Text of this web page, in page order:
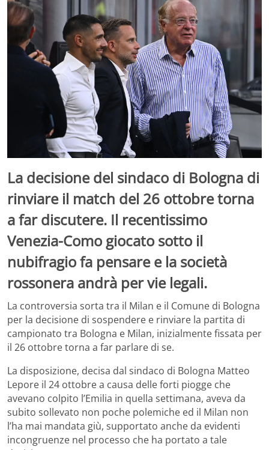
La decisione del sindaco di Bologna di
rinviare il match del 26 ottobre torna
a far discutere. Il recentissimo
Venezia-Como giocato sotto il
nubifragio fa pensare e la società
rossonera andrà per vie legali.
La controversia sorta tra il Milan e il Comune di Bologna
per la decisione di sospendere e rinviare la partita di
campionato tra Bologna e Milan, inizialmente fissata per
il 26 ottobre torna a far parlare di se.
La disposizione, decisa dal sindaco di Bologna Matteo
Lepore il 24 ottobre a causa delle forti piogge che
avevano colpito l’Emilia in quella settimana, aveva da
subito sollevato non poche polemiche ed il Milan non
l’ha mai mandata giù, supportato anche da evidenti
incongruenze nel processo che ha portato a tale